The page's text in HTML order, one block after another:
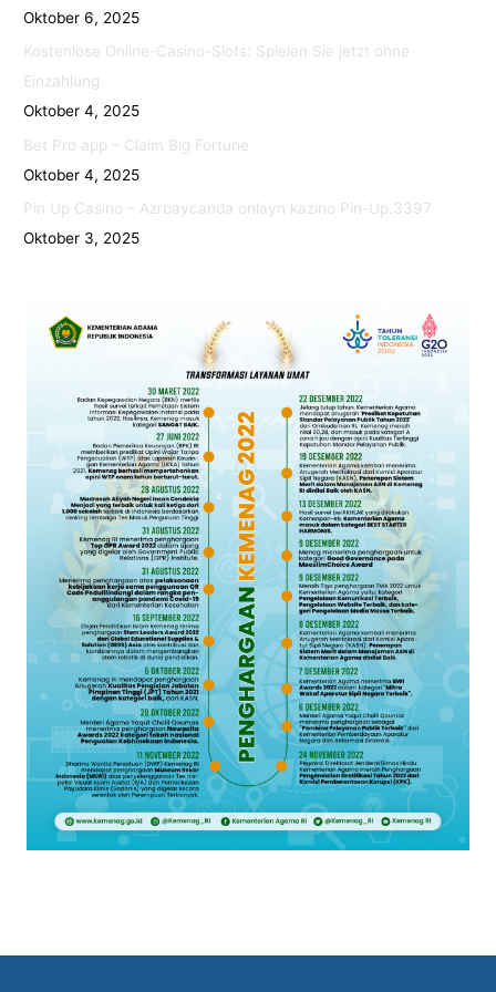
Oktober 6, 2025
Kostenlose Online-Casino-Slots: Spielen Sie jetzt ohne
Einzahlung
Oktober 4, 2025
Bet Pro app – Claim Big Fortune
Oktober 4, 2025
Pin Up Casino – Azrbaycanda onlayn kazino Pin-Up.3397
Oktober 3, 2025